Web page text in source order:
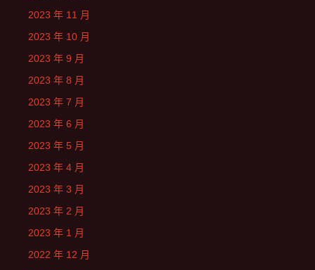
2023 年 11 月
2023 年 10 月
2023 年 9 月
2023 年 8 月
2023 年 7 月
2023 年 6 月
2023 年 5 月
2023 年 4 月
2023 年 3 月
2023 年 2 月
2023 年 1 月
2022 年 12 月